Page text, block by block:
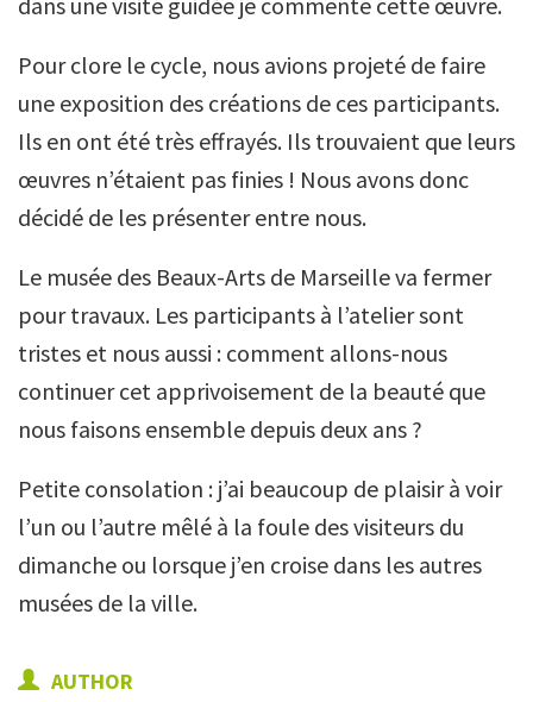
Pour clore le cycle, nous avions projeté de faire
une exposition des créations de ces participants.
Ils en ont été très effrayés. Ils trouvaient que leurs
œuvres n’étaient pas finies ! Nous avons donc
décidé de les présenter entre nous.
Le musée des Beaux-Arts de Marseille va fermer
pour travaux. Les participants à l’atelier sont
tristes et nous aussi : comment allons-nous
continuer cet apprivoisement de la beauté que
nous faisons ensemble depuis deux ans ?
Petite consolation : j’ai beaucoup de plaisir à voir
l’un ou l’autre mêlé à la foule des visiteurs du
dimanche ou lorsque j’en croise dans les autres
musées de la ville.
AUTHOR